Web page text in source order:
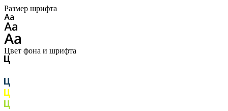
Размер шрифта
Цвет фона и шрифта